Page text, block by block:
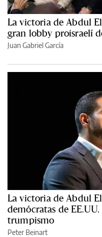
La victoria de Abdul
gran lobby proisraelí
Juan Gabriel García
La victoria de Abdul
demócratas de
trumpismo
Peter Beinart